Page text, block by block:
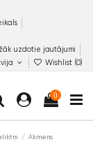
uzdotie jautājumi
Wishlist (0)
0
Akmens